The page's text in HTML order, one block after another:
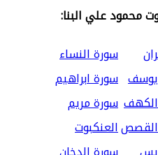
محمود علي البنا:
سورة النساء
سورة ابراهيم
سورة مريم
العنكبوت